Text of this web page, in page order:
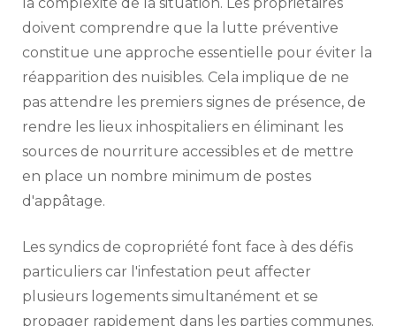
doivent comprendre que la lutte préventive
constitue une approche essentielle pour éviter la
réapparition des nuisibles. Cela implique de ne
pas attendre les premiers signes de présence, de
rendre les lieux inhospitaliers en éliminant les
sources de nourriture accessibles et de mettre
en place un nombre minimum de postes
d'appâtage.
Les syndics de copropriété font face à des défis
particuliers car l'infestation peut affecter
plusieurs logements simultanément et se
propager rapidement dans les parties communes.